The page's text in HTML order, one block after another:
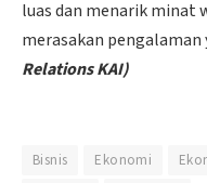
luas dan menarik minat
merasakan pengalaman
Relations KAI)
Bisnis Ekonomi